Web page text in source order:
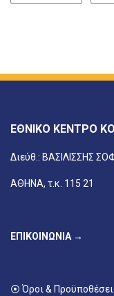
ΕΘΝΙΚΟ ΚΕΝΤΡΟ
Διεύθ.: ΒΑΣΙΛΙΣΣΗΣ
ΑΘΗΝΑ, τ.κ. 115 21
ΕΠΙΚΟΙΝΩΝΙΑ →
⦿ Όροι &